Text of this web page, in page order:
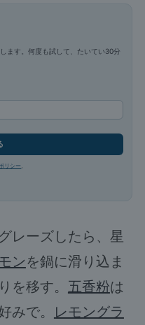
ます。何度も試して、たいてい30分
リシー
レーズしたら、星
ンを鍋に滑り込ま
を移す。 五香粉は
みで。
レモングラ